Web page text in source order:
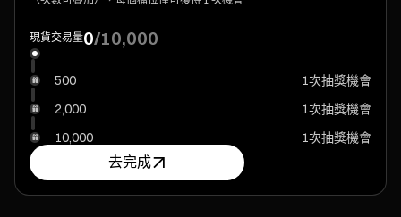
現貨交易量0/10,000
500
1次抽獎機會
2,000
1次抽獎機會
10,000
1次抽獎機會
去完成